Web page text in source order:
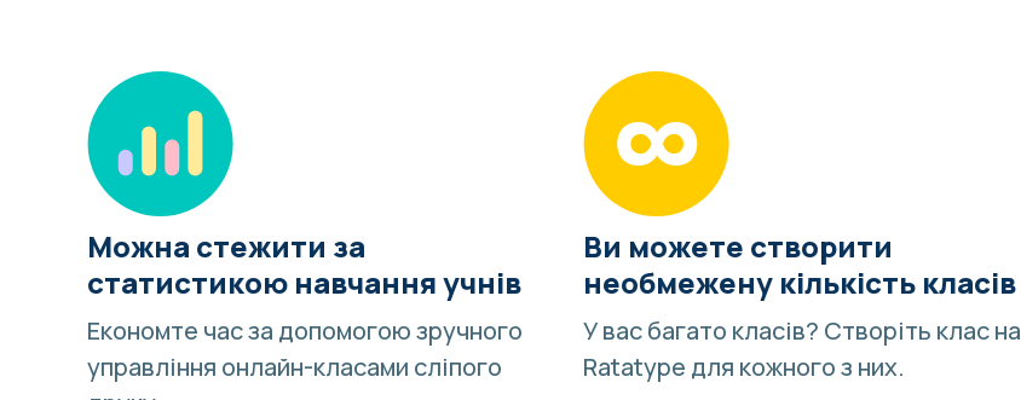
Можна стежити за
статистикою навчання учнів
Економте час за допомогою зручного
управління онлайн-класами сліпого
Ви можете створити
необмежену кількість класів
У вас багато класів? Створіть класна
Ratatype для кожного з них.